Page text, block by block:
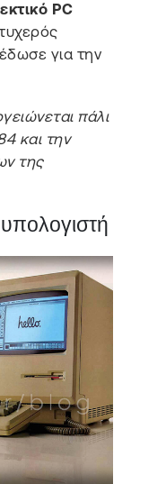
PC
για την
πάλι
και την
της